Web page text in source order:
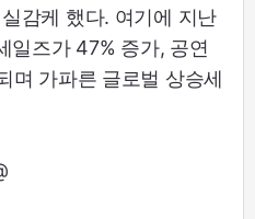
감케 했다. 여기에 지난
일즈가 47% 증가, 공연
며 가파른 글로벌 상승세